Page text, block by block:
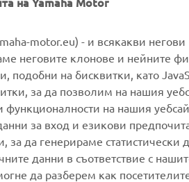
motor.eu) - и всякакви
неговите клонове и нейните
подобни на бисквитки, като
за да позволим на нашия
функционалности на нашия
за вход и езикови
за да генерираме статистически
данни в съответствие с
да разберем как